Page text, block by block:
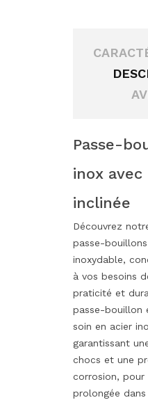
Passe-
inox avec
inclinée
Découvrez
passe-
inoxydable,
à vos besoins
praticité et
passe-bouillon
soin en acier
garantissant
chocs et une
corrosion, pour
prolongée